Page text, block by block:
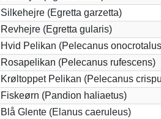
Silkehejre (Egretta garzetta)
Revhejre (Egretta gularis)
Hvid Pelikan (Pelecanus
Rosapelikan (Pelecanus rufescens)
Krøltoppet Pelikan (Pelecanus
Fiskeørn (Pandion haliaetus)
Blå Glente (Elanus caeruleus)